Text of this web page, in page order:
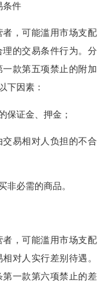
件
，可能滥用市场支配
的交易条件行为。分
款第五项禁止的附加
下因素：
证金、押金；
易相对人负担的不合
必需的商品。
，可能滥用市场支配
对人实行差别待遇。
一款第六项禁止的差